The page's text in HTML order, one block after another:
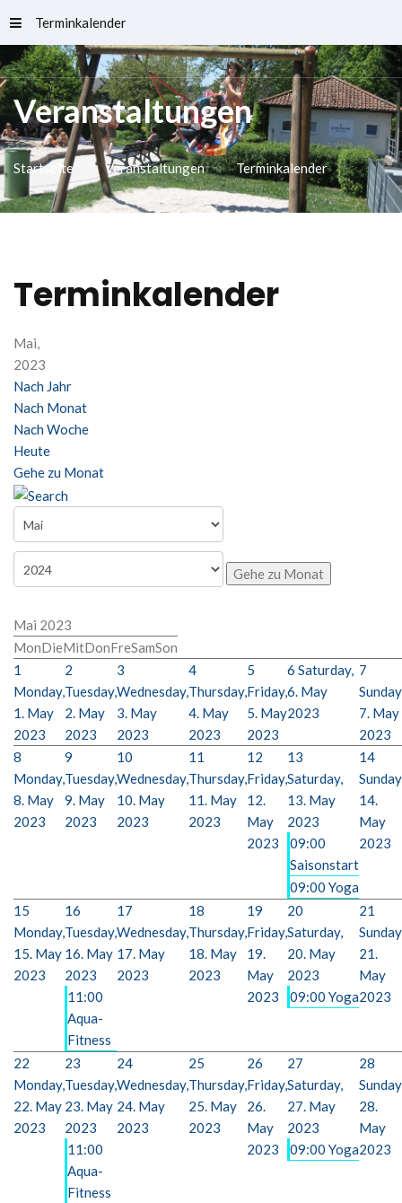
Terminkalender
Veranstaltungen
Startseite Veranstaltungen Terminkalender
Terminkalender
Mai,
2023
Nach Jahr
Nach Monat
Nach Woche
Heute
Gehe zu Monat
Gehe zu Monat
Mai 2023
MonDieMitDonFreSamSon
1
Monday,
1. May
2023
2
Tuesday,
2. May
2023
3
Wednesday,
3. May
2023
4
Thursday,
4. May
2023
5
Friday,
5. May
2023
6 Saturday,
6. May
2023
7
7. May
2023
8
Monday,
8. May
2023
9
Tuesday,
9. May
2023
10
Wednesday,
10. May
2023
11
Thursday,
11. May
2023
12
Friday,
12.
May
2023
13
Saturday,
13. May
2023
09:00
Saisonstart
09:00 Yoga
14
14.
May
2023
15
Monday,
15. May
2023
16
Tuesday,
16. May
2023
11:00
Aqua-
Fitness
17
Wednesday,
17. May
2023
18
Thursday,
18. May
2023
19
Friday,
19.
May
2023
20
Saturday,
20. May
2023
09:00 Yoga
21
21.
May
2023
22
Monday,
22. May
2023
23
Tuesday,
23. May
2023
11:00
Aqua-
Fitness
24
Wednesday,
24. May
2023
25
Thursday,
25. May
2023
26
Friday,
26.
May
2023
27
Saturday,
27. May
2023
09:00 Yoga
28
28.
May
2023